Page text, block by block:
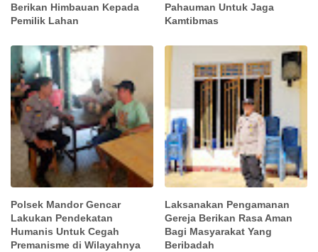
Berikan Himbauan Kepada
Pemilik Lahan
Pahauman Untuk Jaga
Kamtibmas
Polsek Mandor Gencar
Lakukan Pendekatan
Humanis Untuk Cegah
Premanisme di Wilayahnya
Laksanakan Pengamanan
Gereja Berikan Rasa Aman
Bagi Masyarakat Yang
Beribadah